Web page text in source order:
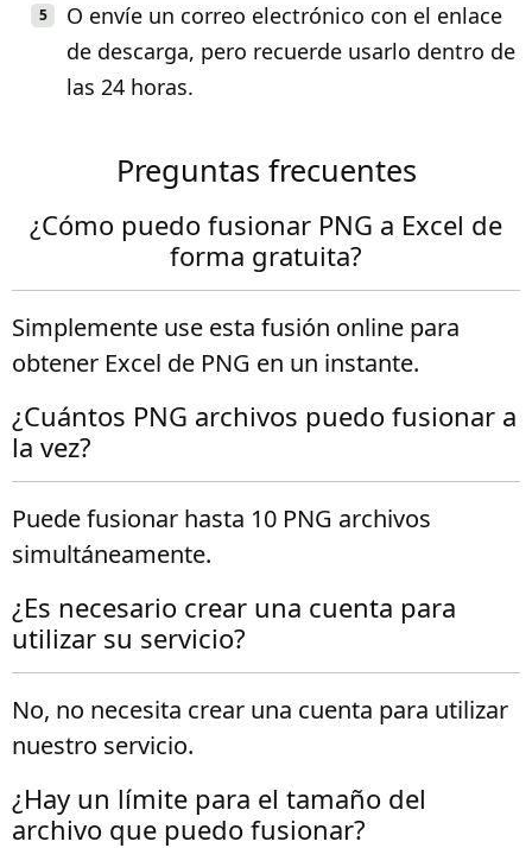
O envíe un correo electrónico con el enlace
de descarga, pero recuerde usarlo dentro de
las 24 horas.
Preguntas frecuentes
¿Cómo puedo fusionar PNG a Excel de
forma gratuita?
Simplemente use esta fusión online para
obtener Excel de PNG en un instante.
¿Cuántos PNG archivos puedo fusionar a
la vez?
Puede fusionar hasta 10 PNG archivos
simultáneamente.
¿Es necesario crear una cuenta para
utilizar su servicio?
No, no necesita crear una cuenta para utilizar
nuestro servicio.
¿Hay un límite para el tamaño del
archivo que puedo fusionar?